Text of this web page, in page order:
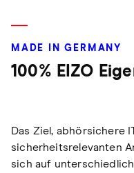
MADE IN GERMANY
100% EIZO
Das Ziel, abhörsichere
sicherheitsrelevanten
sich auf